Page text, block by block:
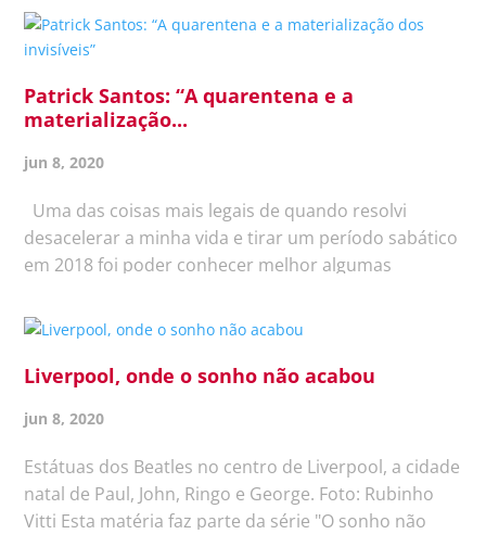
hábitos de consumo e na forma de empreender
vieram para ficar, aponta, num bate-papo com a...
Patrick Santos: “A quarentena e a
materialização...
jun 8, 2020
Uma das coisas mais legais de quando resolvi
desacelerar a minha vida e tirar um período sabático
em 2018 foi poder conhecer melhor algumas
que pouca atenção eu dava. Eram pessoas quase
invisíveis na rotina que eu...
Liverpool, onde o sonho não acabou
jun 8, 2020
Estátuas dos Beatles no centro de Liverpool, a cidade
natal de Paul, John, Ringo e George. Foto: Rubinho
Vitti Esta matéria faz parte da série "O sonho não